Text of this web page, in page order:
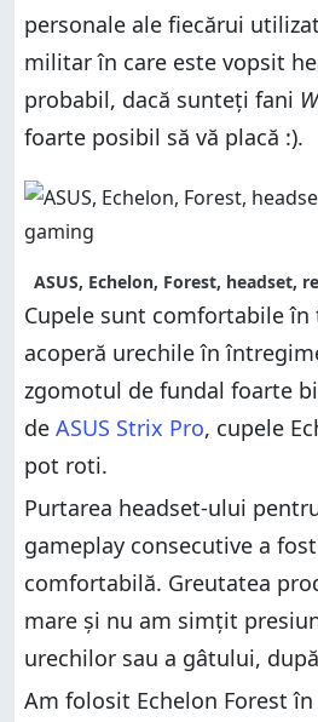
personale ale fiecărui
militar în care este vopsit
probabil, dacă sunteți fani
foarte posibil să vă placă :).
ASUS, Echelon, Forest, headset,
Cupele sunt comfortabile
acoperă urechile în
zgomotul de fundal foarte
de ASUS Strix Pro, cupele
pot roti.
Purtarea headset-ului
gameplay consecutive a
comfortabilă. Greutatea
mare și nu am simțit
urechilor sau a gâtului,
Am folosit Echelon Forest